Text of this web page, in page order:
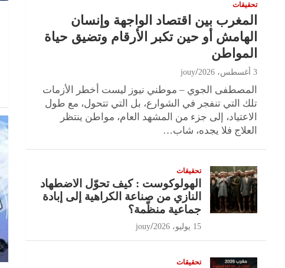
تحقيقات
المغرب بين اقتصاد الواجهة وإنسان
الهامش أو حين تكبر الأرقام وتضيق حياة
المواطن
3 أغسطس، 2026 jouy
المصطفى الجوي – موطني نيوز ليست أخطر الأزمات
تلك التي تنفجر في الشوارع، بل التي تتحول، مع طول
الاعتياد، إلى جزء من المشهد العام، مواطن ينتظر
العلاج فلا يجده، شاب…
تحقيقات
الهولوكوست : كيف تحوّل الاضطهاد
النازي من صناعة الكراهية إلى إبادة
جماعية منظّمة؟
15 يوليو، 2026 jouy
تحقيقات